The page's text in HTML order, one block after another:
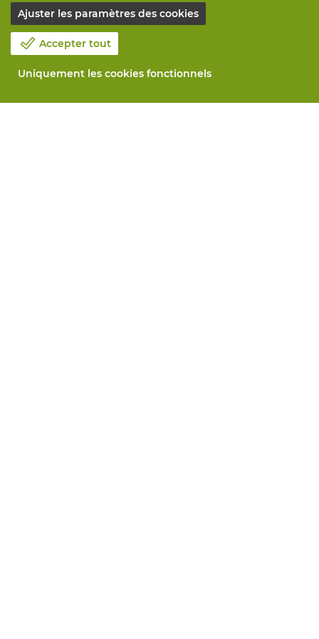
Ajuster les paramètres des cookies
Accepter tout
Uniquement les cookies fonctionnels